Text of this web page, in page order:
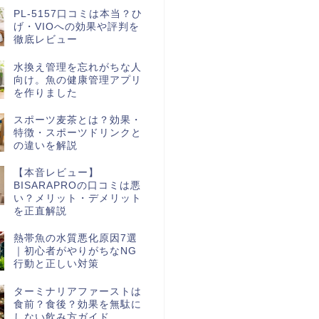
PL-5157口コミは本当？ひ
げ・VIOへの効果や評判を
徹底レビュー
水換え管理を忘れがちな人
向け。魚の健康管理アプリ
を作りました
スポーツ麦茶とは？効果・
特徴・スポーツドリンクと
の違いを解説
【本音レビュー】
BISARAPROの口コミは悪
い？メリット・デメリット
を正直解説
熱帯魚の水質悪化原因7選
｜初心者がやりがちなNG
行動と正しい対策
ターミナリアファーストは
食前？食後？効果を無駄に